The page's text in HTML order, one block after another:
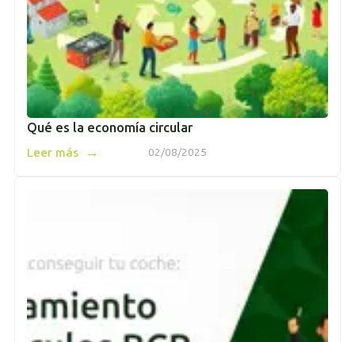
Qué es la economía circular
02/08/2025
Leer más →